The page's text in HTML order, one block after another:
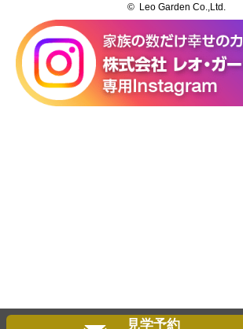
© Leo Garden Co.,Ltd.
見学予約